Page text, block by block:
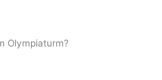
Olympiaturm?